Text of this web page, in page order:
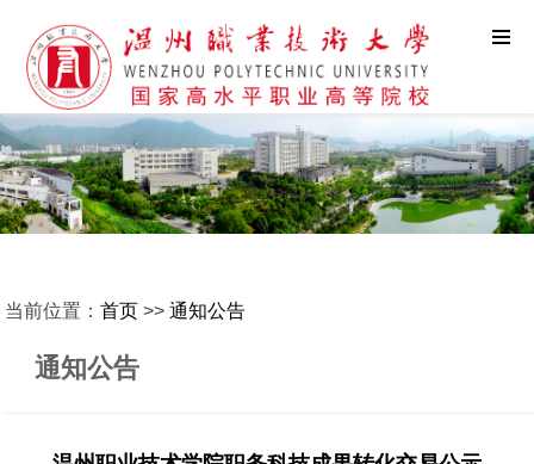
当前位置：首页 >>通知公告
通知公告